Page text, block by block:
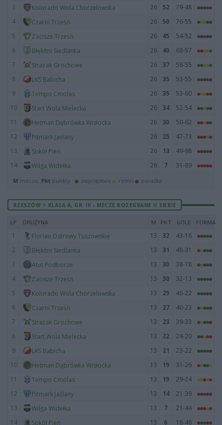
3
Kolorado Wola Chorzelowska 26 52
79-48
4
Czarni Trześń 26 50
76-55
5
Zacisze Trześń 26 45
54-52
6
Błękitni Siedlanka 26 40
68-57
7
Strażak Grochowe 26 37
58-55
8
LKS Babicha 26 35
53-55
9
Tempo Cmolas 26 35
53-60
10
Start Wola Mielecka 26 34
52-54
11
Hetman Dąbrówka Wisłocka 26 30
50-62
12
Pitmark Jaślany 26 25
47-73
13
Sokół Pień 26 13
49-98
14
Wilga Widełka 26 7 31-89
M mecze, Pkt punkty · zwycięstwo remis porażka
RZESZÓW > KLASA A, GR. III - MECZE ROZEGRANE U SIEBIE
LP DRUŻYNA M PKT GOLE FORMA
1 Florian Ostrowy Tuszowskie 13 32
43-16
2
Błękitni Siedlanka 13 31
48-31
3
Atut Podborze 13 30
38-18
4
Zacisze Trześń 13 30
32-13
5
Kolorado Wola Chorzelowska 13 29
46-22
6
Czarni Trześń 13 27
40-23
7
Strażak Grochowe 13 23
39-33
8
Start Wola Mielecka 13 22
24-20
9
LKS Babicha 13 21
23-22
10
Hetman Dąbrówka Wisłocka 13 19
31-26
11
Tempo Cmolas 13 19
29-24
12
Pitmark Jaślany 13 14
21-39
13
Wilga Widełka 13 7
21-44
14
Sokół Pień 13 6 18-46